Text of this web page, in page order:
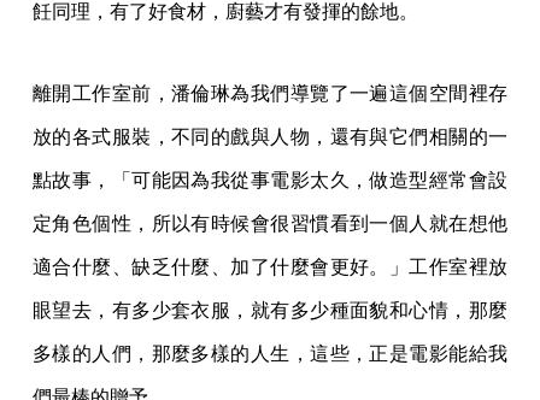
飪同理，有了好食材，廚藝才有發揮的餘地。
離開工作室前，潘倫琳為我們導覽了一遍這個空間裡存
放的各式服裝，不同的戲與人物，還有與它們相關的一
點故事，「可能因為我從事電影太久，做造型經常會設
定角色個性，所以有時候會很習慣看到一個人就在想他
適合什麼、缺乏什麼、加了什麼會更好。」工作室裡放
眼望去，有多少套衣服，就有多少種面貌和心情，那麼
多樣的人們，那麼多樣的人生，這些，正是電影能給我